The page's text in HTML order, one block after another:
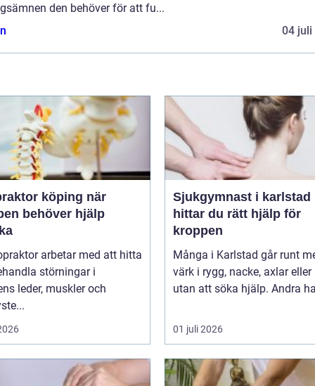
den behöver för att fu...
04 juli
köping när
behöver hjälp
arbetar med att hitta
störningar i
leder, muskler och
Sjukgymnast i karlstad så
hittar du rätt hjälp för
kroppen
Många i Karlstad går runt
värk i rygg, nacke, axlar
utan att söka hjälp. Andra
01 juli 2026